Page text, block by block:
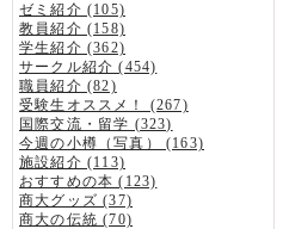
ゼミ紹介 (105)
教員紹介 (158)
学生紹介 (362)
サークル紹介 (454)
職員紹介 (82)
受験生オススメ！ (267)
国際交流・留学 (323)
今週の小樽（写真） (163)
施設紹介 (113)
おすすめの本 (123)
商大グッズ (37)
商大の伝統 (70)